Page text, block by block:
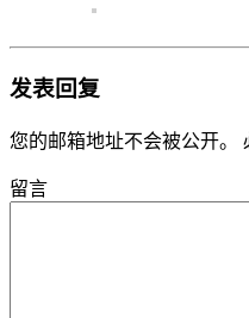
发表回复
您的邮箱地址不会被公开。
留言